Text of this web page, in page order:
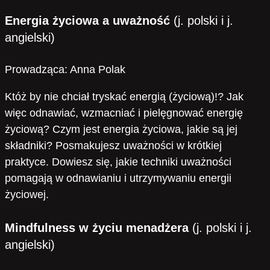
Energia życiowa a uważność (j. polski i j.
angielski)
Prowadząca: Anna Polak
Któż by nie chciał tryskać energią (życiową)!? Jak
więc odnawiać, wzmacniać i pielęgnować energię
życiową? Czym jest energia życiowa, jakie są jej
składniki? Posmakujesz uważności w krótkiej
praktyce. Dowiesz się, jakie techniki uważności
pomagają w odnawianiu i utrzymywaniu energii
życiowej.
Mindfulness w życiu menadżera (j. polski i j.
angielski)